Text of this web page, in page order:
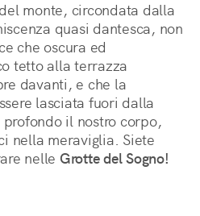
monte, circondata dalla
quasi dantesca, non
che oscura ed
tetto alla terrazza
davanti, e che la
lasciata fuori dalla
il nostro corpo,
nella meraviglia. Siete
nelle Grotte del Sogno!